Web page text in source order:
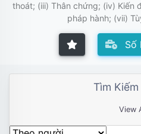
thoát; (iii) Thân chứng; (iv) Kiến
pháp hành; (vii)
Số
Tìm
View